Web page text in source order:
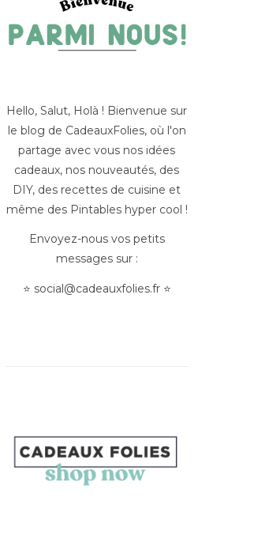
Hello, Salut, Holà ! Bienvenue sur
le blog de CadeauxFolies, où l'on
partage avec vous nos idées
cadeaux, nos nouveautés, des
DIY, des recettes de cuisine et
même des Pintables hyper cool !
Envoyez-nous vos petits
messages sur :
⭐ social@cadeauxfolies.fr⭐